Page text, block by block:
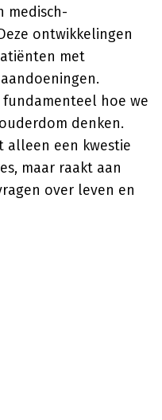
medisch-
ontwikkelingen
met
hoe we
denken.
alleen een kwestie
maar raakt aan
over leven en